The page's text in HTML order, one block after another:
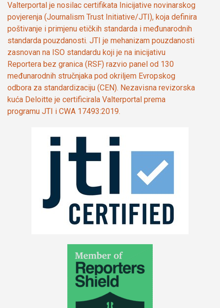
Valterportal je nosilac certifikata Inicijative novinarskog
povjerenja (Journalism Trust Initiative/JTI), koja definira
poštivanje i primjenu etičkih standarda i međunarodnih
standarda pouzdanosti. JTI je mehanizam pouzdanosti
zasnovan na ISO standardu koji je na inicijativu
Reportera bez granica (RSF) razvio panel od 130
međunarodnih stručnjaka pod okriljem Evropskog
odbora za standardizaciju (CEN). Nezavisna revizorska
kuća Deloitte je certificirala Valterportal prema
programu JTI i CWA 17493:2019.